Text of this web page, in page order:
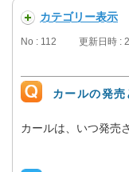
カテゴリー表示
No : 112 更新日時 :
カールの発
カールは、いつ発売